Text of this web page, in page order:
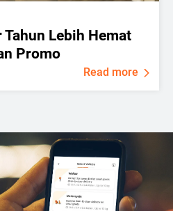
Lebih Hemat
Promo
Read more